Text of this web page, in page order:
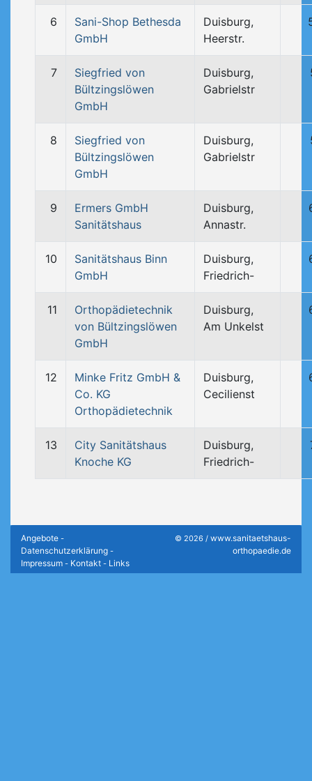
6
Sani-Shop Bethesda
GmbH
Duisburg,
Heerstr.
7
Siegfried von
Bültzingslöwen
GmbH
Duisburg,
Gabrielstr
8
Siegfried von
Bültzingslöwen
GmbH
Duisburg,
Gabrielstr
9
Ermers GmbH
Sanitätshaus
Duisburg,
Annastr.
10
Sanitätshaus Binn
GmbH
Duisburg,
Friedrich-
11
Orthopädietechnik
von Bültzingslöwen
GmbH
Duisburg,
Am Unkelst
12
Minke Fritz GmbH &
Co. KG
Orthopädietechnik
Duisburg,
Cecilienst
13
City Sanitätshaus
Knoche KG
Duisburg,
Friedrich-
Angebote -
Datenschutzerklärung -
Impressum - Kontakt - Links
© 2026 / www.sanitaetshaus-
orthopaedie.de